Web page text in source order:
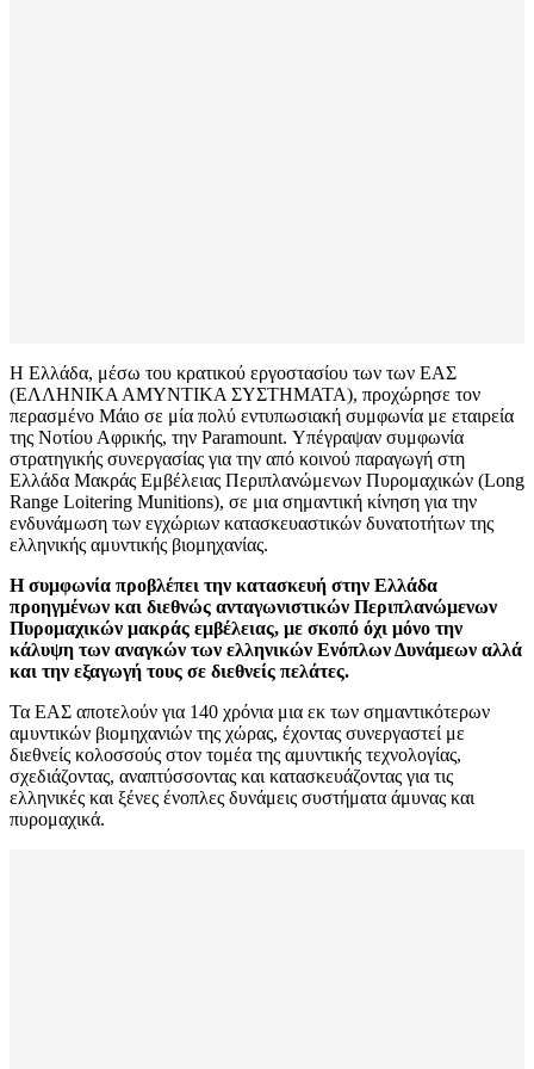
Η Ελλάδα, μέσω του κρατικού εργοστασίου των των ΕΑΣ
(ΕΛΛΗΝΙΚΑ ΑΜΥΝΤΙΚΑ ΣΥΣΤΗΜΑΤΑ), προχώρησε τον
περασμένο Μάιο σε μία πολύ εντυπωσιακή συμφωνία με εταιρεία
της Νοτίου Αφρικής, την Paramount. Υπέγραψαν συμφωνία
στρατηγικής συνεργασίας για την από κοινού παραγωγή στη
Ελλάδα Μακράς Εμβέλειας Περιπλανώμενων Πυρομαχικών (Long
Range Loitering Munitions), σε μια σημαντική κίνηση για την
ενδυνάμωση των εγχώριων κατασκευαστικών δυνατοτήτων της
ελληνικής αμυντικής βιομηχανίας.
Η συμφωνία προβλέπει την κατασκευή στην Ελλάδα
προηγμένων και διεθνώς ανταγωνιστικών Περιπλανώμενων
Πυρομαχικών μακράς εμβέλειας, με σκοπό όχι μόνο την
κάλυψη των αναγκών των ελληνικών Ενόπλων Δυνάμεων αλλά
και την εξαγωγή τους σε διεθνείς πελάτες.
Τα ΕΑΣ αποτελούν για 140 χρόνια μια εκ των σημαντικότερων
αμυντικών βιομηχανιών της χώρας, έχοντας συνεργαστεί με
διεθνείς κολοσσούς στον τομέα της αμυντικής τεχνολογίας,
σχεδιάζοντας, αναπτύσσοντας και κατασκευάζοντας για τις
ελληνικές και ξένες ένοπλες δυνάμεις συστήματα άμυνας και
πυρομαχικά.